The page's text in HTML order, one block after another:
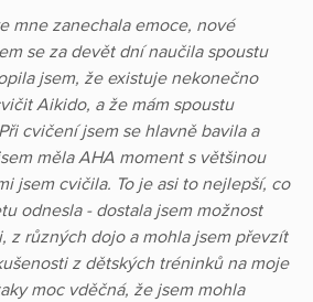
mne zanechala emoce, nové
se za devět dní naučila spoustu
jsem, že existuje nekonečno
Aikido, a že mám spoustu
cvičení jsem se hlavně bavila a
měla AHA moment s většinou
jsem cvičila. To je asi to nejlepší, co
odnesla - dostala jsem možnost
z různých dojo a mohla jsem převzít
z dětských tréninků na moje
moc vděčná, že jsem mohla